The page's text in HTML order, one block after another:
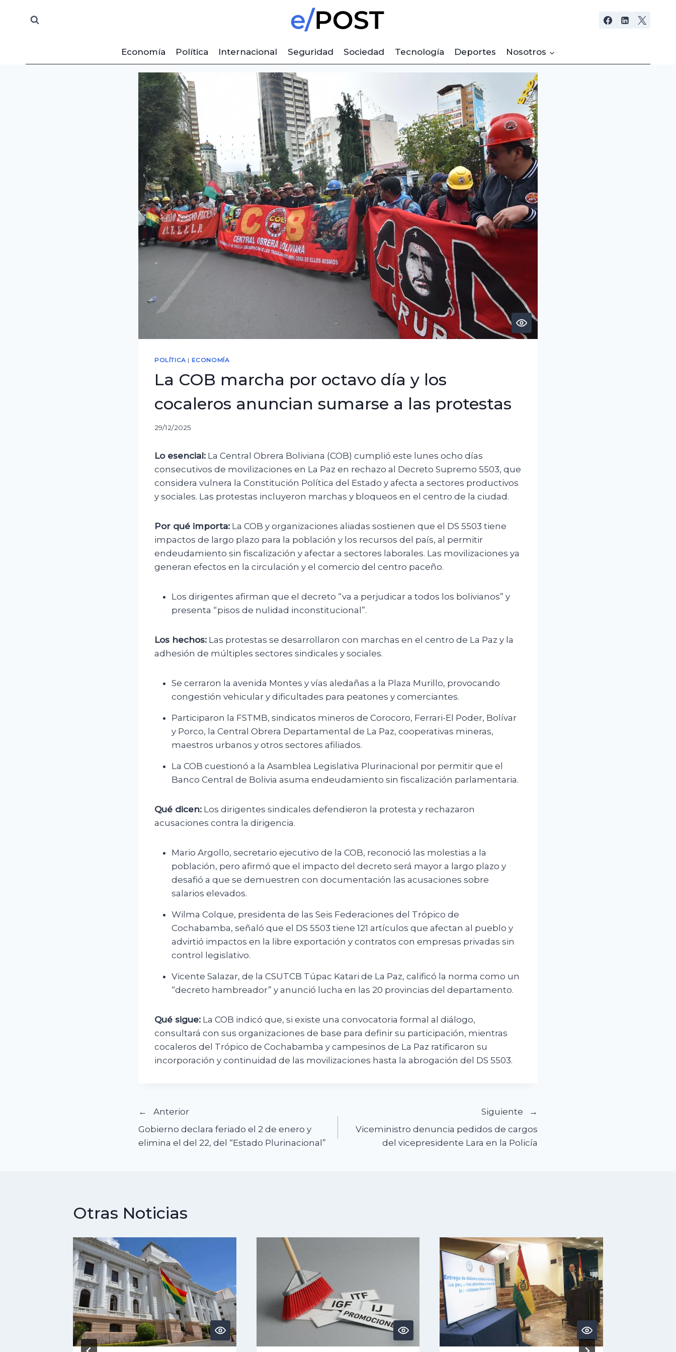
Economía
Política Internacional Seguridad Sociedad Tecnología Deportes Nosotros
POLÍTICA | ECONOMÍA
La COB marcha por octavo día y los
cocaleros anuncian sumarse a las protestas
29/12/2025
Lo esencial: La Central Obrera Boliviana (COB) cumplió este lunes ocho días
consecutivos de movilizaciones en La Paz en rechazo al Decreto Supremo 5503, que
considera vulnera la Constitución Política del Estado y afecta a sectores productivos
y sociales. Las protestas incluyeron marchas y bloqueos en el centro de la ciudad.
Por qué importa: La COB y organizaciones aliadas sostienen que el DS 5503 tiene
impactos de largo plazo para la población y los recursos del país, al permitir
endeudamiento sin fiscalización y afectar a sectores laborales. Las movilizaciones ya
generan efectos en la circulación y el comercio del centro paceño.
Los dirigentes afirman que el decreto “va a perjudicar a todos los bolivianos” y
presenta “pisos de nulidad inconstitucional”.
Los hechos: Las protestas se desarrollaron con marchas en el centro de La Paz y la
adhesión de múltiples sectores sindicales y sociales.
Se cerraron la avenida Montes y vías aledañas a la Plaza Murillo, provocando
congestión vehicular y dificultades para peatones y comerciantes.
Participaron la FSTMB, sindicatos mineros de Corocoro, Ferrari-El Poder, Bolívar
y Porco, la Central Obrera Departamental de La Paz, cooperativas mineras,
maestros urbanos y otros sectores afiliados.
La COB cuestionó a la Asamblea Legislativa Plurinacional por permitir que el
Banco Central de Bolivia asuma endeudamiento sin fiscalización parlamentaria.
Qué dicen: Los dirigentes sindicales defendieron la protesta y rechazaron
acusaciones contra la dirigencia.
Mario Argollo, secretario ejecutivo de la COB, reconoció las molestias a la
población, pero afirmó que el impacto del decreto será mayor a largo plazo y
desafió a que se demuestren con documentación las acusaciones sobre
salarios elevados.
Wilma Colque, presidenta de las Seis Federaciones del Trópico de
Cochabamba, señaló que el DS 5503 tiene 121 artículos que afectan al pueblo y
advirtió impactos en la libre exportación y contratos con empresas privadas sin
control legislativo.
Vicente Salazar, de la CSUTCB Túpac Katari de La Paz, calificó la norma como un
“decreto hambreador” y anunció lucha en las 20 provincias del departamento.
Qué sigue: La COB indicó que, si existe una convocatoria formal al diálogo,
consultará con sus organizaciones de base para definir su participación, mientras
cocaleros del Trópico de Cochabamba y campesinos de La Paz ratificaron su
incorporación y continuidad de las movilizaciones hasta la abrogación del DS 5503.
Navegación
de
Anterior
Gobierno declara feriado el 2 de enero y
elimina el del 22, del “Estado Plurinacional”
Siguiente
Viceministro denuncia pedidos de cargos
del vicepresidente Lara en la Policía
Otras Noticias